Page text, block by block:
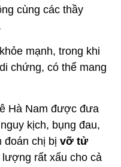
cùng các thầy
mạnh, trong khi
chứng, có thể mang
Hà Nam được đưa
kịch, bụng đau,
đoán chị bị vỡ tử
rất xấu cho cả